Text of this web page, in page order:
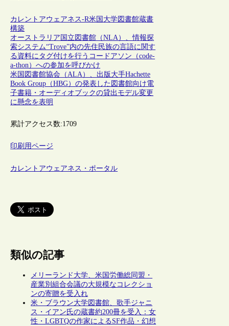
カレントアウェアネス-R米国 大学図書館蔵書
構築
オーストラリア国立図書館（NLA）、情報探
索システム“Trove”内の先住民族の言語に関す
る資料にタグ付けを行うコードアソン（code-
a-thon）への参加を呼びかけ
米国図書館協会（ALA）、出版大手Hachette
Book Group（HBG）の発表した図書館向け電
子書籍・オーディオブックの貸出モデル変更
に懸念を表明
累計アクセス数:1709
印刷用ページ
カレントアウェアネス・ポータル
類似の記事
メリーランド大学、米国労働総同盟・
産業別組合会議の大規模なコレクショ
ンの寄贈を受入れ
米・ブラウン大学図書館、歌手ジャニ
ス・イアン氏の蔵書約200冊を受入：女
性・LGBTQの作家によるSF作品・幻想